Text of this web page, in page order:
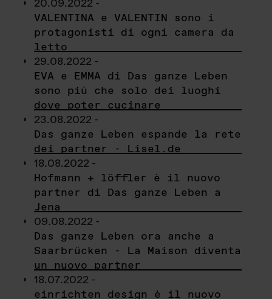
20.09.2022 -
VALENTINA e VALENTIN sono i
protagonisti di ogni camera da
letto
29.08.2022 -
EVA e EMMA di Das ganze Leben
sono più che solo dei luoghi
dove poter cucinare
23.08.2022 -
Das ganze Leben espande la rete
dei partner - Lisel.de
18.08.2022 -
Hofmann + löffler è il nuovo
partner di Das ganze Leben a
Jena
09.08.2022 -
Das ganze Leben ora anche a
Saarbrücken - La Maison diventa
un nuovo partner
18.07.2022 -
einrichten design è il nuovo